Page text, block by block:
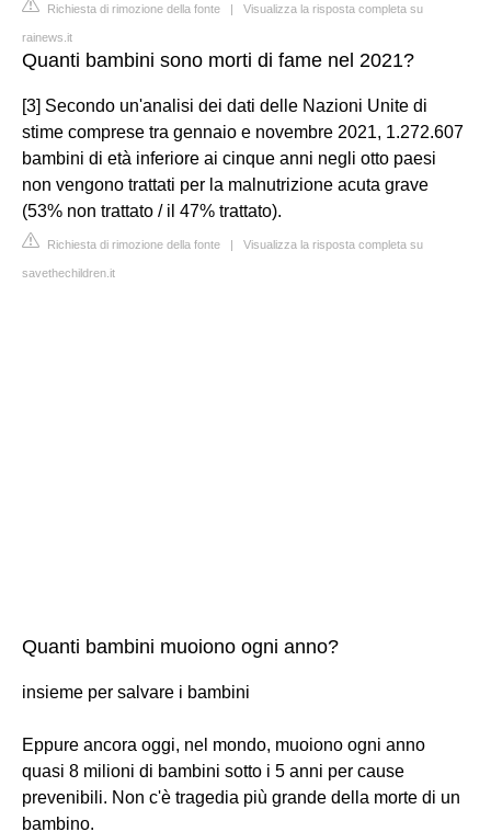
Richiesta di rimozione della fonte | Visualizza la risposta completa su
rainews.it
Quanti bambini sono morti di fame nel 2021?
[3] Secondo un'analisi dei dati delle Nazioni Unite di
stime comprese tra gennaio e novembre 2021, 1.272.607
bambini di età inferiore ai cinque anni negli otto paesi
non vengono trattati per la malnutrizione acuta grave
(53% non trattato / il 47% trattato).
Richiesta di rimozione della fonte | Visualizza la risposta completa su
savethechildren.it
Quanti bambini muoiono ogni anno?
insieme per salvare i bambini
Eppure ancora oggi, nel mondo, muoiono ogni anno
quasi 8 milioni di bambini sotto i 5 anni per cause
prevenibili. Non c'è tragedia più grande della morte di un
bambino.